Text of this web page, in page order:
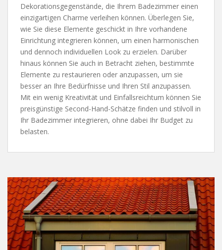
Dekorationsgegenstände, die Ihrem Badezimmer einen
einzigartigen Charme verleihen können. Überlegen Sie,
wie Sie diese Elemente geschickt in Ihre vorhandene
Einrichtung integrieren können, um einen harmonischen
und dennoch individuellen Look zu erzielen. Darüber
hinaus können Sie auch in Betracht ziehen, bestimmte
Elemente zu restaurieren oder anzupassen, um sie
besser an Ihre Bedürfnisse und Ihren Stil anzupassen.
Mit ein wenig Kreativität und Einfallsreichtum können Sie
preisgünstige Second-Hand-Schätze finden und stilvoll in
Ihr Badezimmer integrieren, ohne dabei Ihr Budget zu
belasten.